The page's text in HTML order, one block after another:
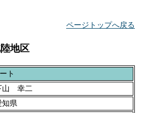
ページトップへ戻る
地区
ト
山 幸二
知県